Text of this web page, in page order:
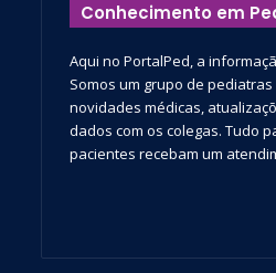
Conhecimento em
Aqui no PortalPed, a
Somos um grupo de
novidades médicas,
dados com os colegas. Tudo
pacientes recebam um